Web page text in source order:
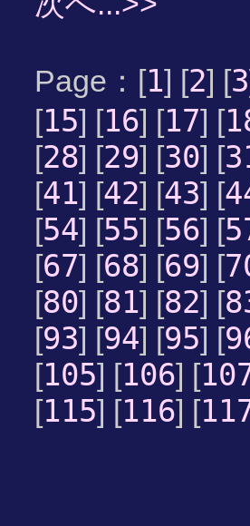
Page：[1] [2] [3
[15] [16] [17] [
[28] [29] [30] [
[41] [42] [43] [
[54] [55] [56] [
[67] [68] [69] [
[80] [81] [82] [
[93] [94] [95] [
[105] [106] [
[115] [116] [